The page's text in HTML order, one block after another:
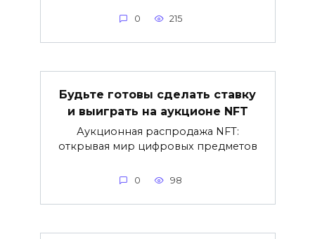
0 215
Будьте готовы сделать ставку
и выиграть на аукционе NFT
Аукционная распродажа NFT:
открывая мир цифровых предметов
0 98